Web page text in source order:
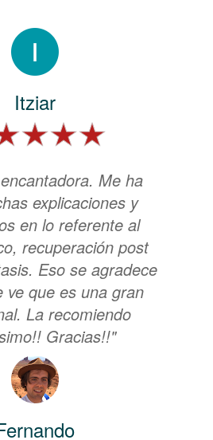
Itziar
Me ha
explicaciones y
en lo referente al
recuperación post
Eso se agradece
ve que es una gran
La recomiendo
Gracias!!"